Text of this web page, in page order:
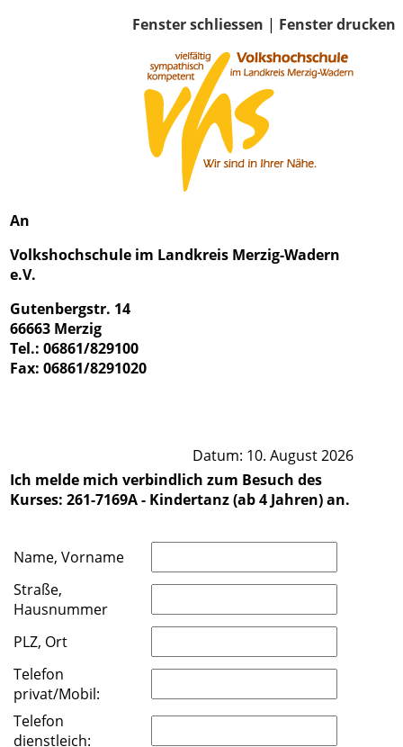
Fenster schliessen | Fenster drucken
An
Volkshochschule im Landkreis Merzig-Wadern
e.V.
Gutenbergstr. 14
66663 Merzig
Tel.: 06861/829100
Fax: 06861/8291020
Datum: 10. August 2026
Ich melde mich verbindlich zum Besuch des
Kurses: 261-7169A - Kindertanz (ab 4 Jahren) an.
Name, Vorname
Straße,
Hausnummer
PLZ, Ort
Telefon
privat/Mobil:
Telefon
dienstleich: